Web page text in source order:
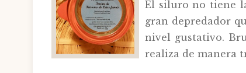
El siluro no tiene
gran depredador
nivel gustativo.
realiza de manera